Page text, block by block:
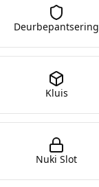
Deurbepantsering
Kluis
Nuki Slot